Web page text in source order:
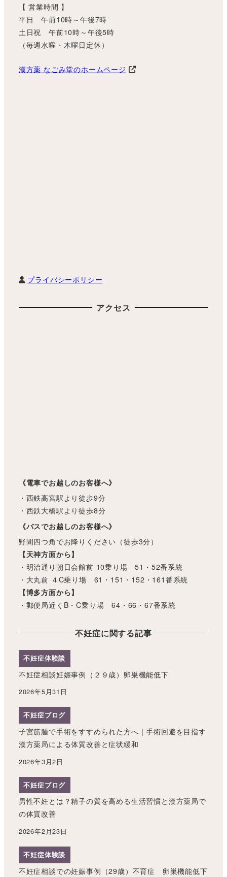
【 営業時間 】
平日 午前10時～午後7時
土日祝 午前10時～午後5時
（毎週水曜・木曜日定休）
漢方薬 なごみ堂のホームページ
プライバシーポリシー
アクセス
《電車でお越しのお客様へ》
・西鉄高宮駅より徒歩9分
・西鉄大橋駅より徒歩8分
《バスでお越しのお客様へ》
野間四つ角でお降りください（徒歩3分）
【天神方面から】
・明治通り朝日会館前 10乗り場 51・52番系統
・大丸前 ４C乗り場 61・151・152・161番系統
【博多方面から】
・郵便局近くB・C乗り場 64・66・67番系統
不妊症に関する記事
不妊症体験談
不妊症相談妊娠事例（２９歳）卵巣機能低下
2026年5月31日
不妊症ブログ
子宮筋腫で手術をすすめられた方へ｜手術回避を目指す
漢方薬局による体質改善と症状緩和
2026年3月2日
不妊症ブログ
男性不妊とは？精子の質を高める生活習慣と漢方薬局で
の体質改善
2026年2月23日
不妊症体験談
不妊症相談での妊娠事例（29歳）不育症 卵巣機能低下